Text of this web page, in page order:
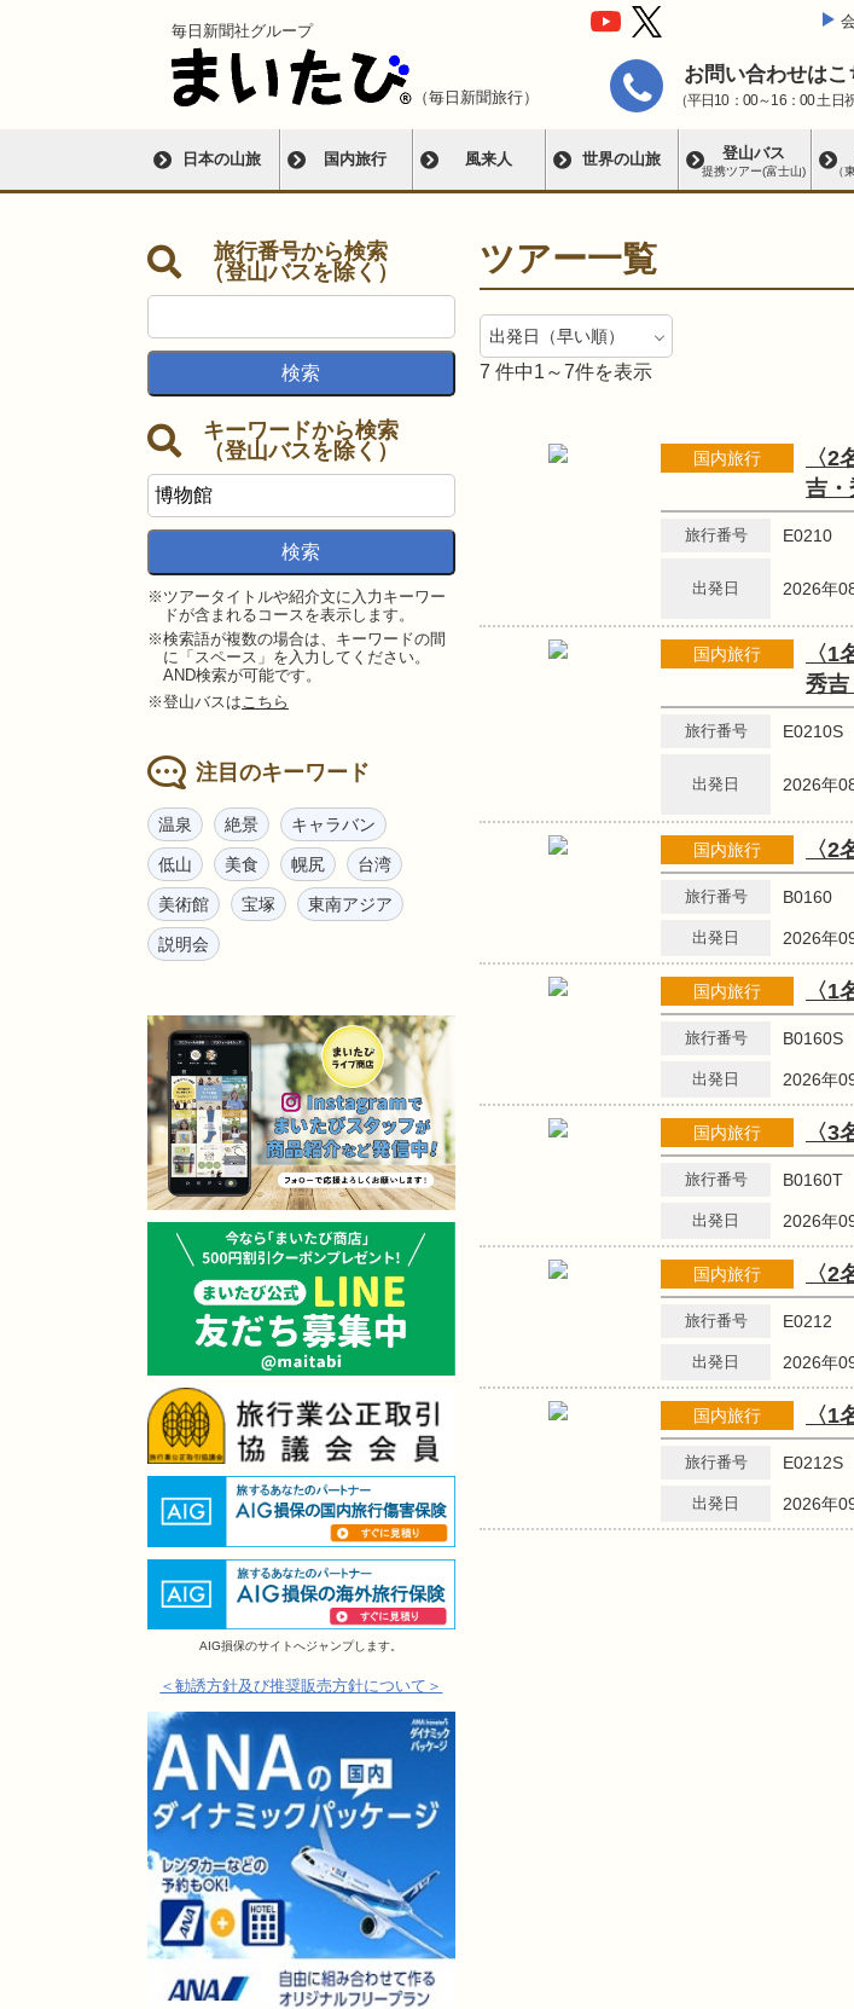
毎日新聞社グループ
（毎日新聞旅行）
お問い合わせはこ
（平日10：00～16：00 土日
日本の山旅 国内旅行 風来人 世界の山旅 登山バス
提携ツアー(富士山) （
旅行番号から検索
（登山バスを除く）
キーワードから検索
（登山バスを除く）
※ツアータイトルや紹介文に入力キーワー
ドが含まれるコースを表示します。
※検索語が複数の場合は、キーワードの間
に「スペース」を入力してください。
AND検索が可能です。
※登山バスは こちら
注目のキーワード
温泉 絶景 キャラバン
低山 美食 幌尻 台湾
美術館 宝塚 東南アジア
説明会
AIG損保のサイトへジャンプします。
＜勧誘方針及び推奨販売方針について＞
ツアー一覧
7 件中1～7件を表示
国内旅行
〈
吉・
旅行番号 E0210
出発日 2026年
国内旅行
〈
秀吉
旅行番号 E0210S
出発日 2026年
国内旅行 〈
旅行番号 B0160
出発日 2026年
国内旅行 〈
旅行番号 B0160S
出発日 2026年
国内旅行 〈
旅行番号 B0160T
出発日 2026年
国内旅行 〈
旅行番号 E0212
出発日 2026年
国内旅行 〈
旅行番号 E0212S
出発日 2026年